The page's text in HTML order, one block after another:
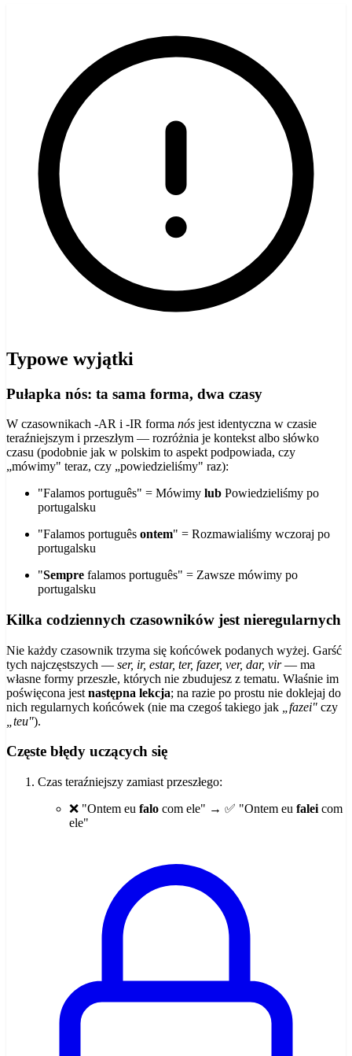
Typowe wyjątki
Pułapka nós: ta sama forma, dwa czasy
W czasownikach -AR i -IR forma nós jest identyczna w czasie
teraźniejszym i przeszłym — rozróżnia je kontekst albo słówko
czasu (podobnie jak w polskim to aspekt podpowiada, czy
„mówimy" teraz, czy „powiedzieliśmy" raz):
"Falamos português" = Mówimy lub Powiedzieliśmy po
portugalsku
"Falamos português ontem" = Rozmawialiśmy wczoraj po
portugalsku
"Sempre falamos português" = Zawsze mówimy po
portugalsku
Kilka codziennych czasowników jest nieregularnych
Nie każdy czasownik trzyma się końcówek podanych wyżej. Garść
tych najczęstszych — ser, ir, estar, ter, fazer, ver, dar, vir— ma
własne formy przeszłe, których nie zbudujesz z tematu. Właśnie im
poświęcona jest następna lekcja; na razie po prostu nie doklejaj do
nich regularnych końcówek (nie ma czegoś takiego jak
„fazei" czy
„teu").
Częste błędy uczących się
Czas teraźniejszy zamiast przeszłego:
❌ "Ontem eu falo com ele" → ✅ "Ontem eu falei com
ele"